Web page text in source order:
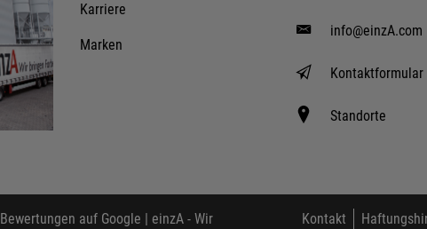
Karriere
Marken
info@einzA.com
Kontaktformular
Standorte
Kontakt
Bewertungen auf Google | einzA - Wir